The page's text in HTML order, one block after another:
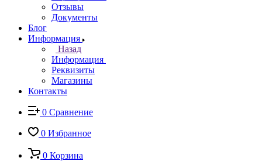
Отзывы
Документы
Блог
Информация
Назад
Информация
Реквизиты
Магазины
Контакты
0 Сравнение
0 Избранное
0 Корзина